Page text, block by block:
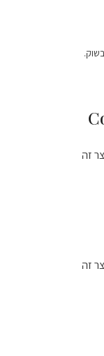
זה
זה